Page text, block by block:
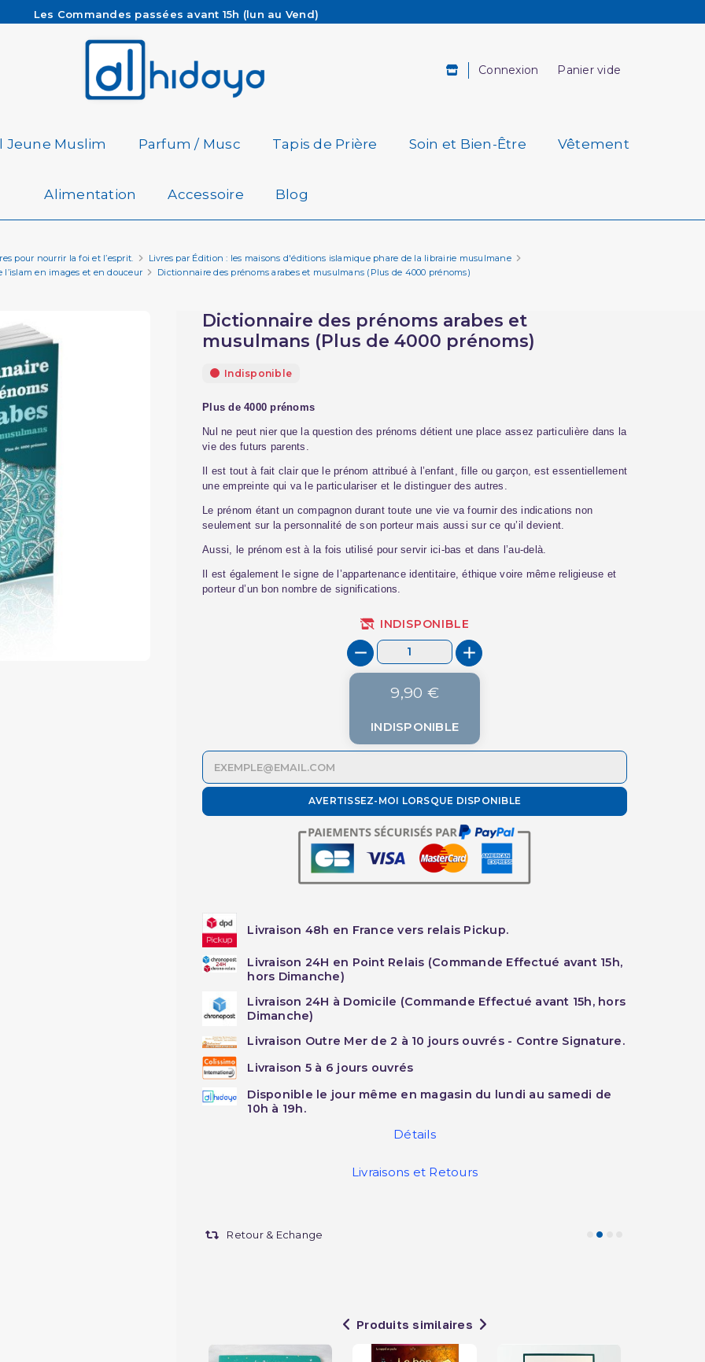
Les Commandes passées avant 15h (lun au Vend)
Besoin d'aide ? Retrouvez notre FAQ
Livraison offerte à partir de 65€ d'achat*
Connexion Panier vide
Jeune Muslim Parfum / Musc Tapis de Prière Soin et Bien-Être Vêtement
Alimentation Accessoire Blog
pour nourrir la foi et l’esprit.
Livres par Édition : les maisons d'éditions islamique phare de la librairie musulmane
en images et en douceur
Dictionnaire des prénoms arabes et musulmans (Plus de 4000 prénoms)
Dictionnaire des prénoms arabes et
musulmans (Plus de 4000 prénoms)
Indisponible
Plus de 4000 prénoms
Nul ne peut nier que la question des prénoms détient une place assez particulière dans la
vie des futurs parents.
Il est tout à fait clair que le prénom attribué à l’enfant, fille ou garçon, est essentiellement
une empreinte qui va le particulariser et le distinguer des autres.
Le prénom étant un compagnon durant toute une vie va fournir des indications non
seulement sur la personnalité de son porteur mais aussi sur ce qu’il devient.
Aussi, le prénom est à la fois utilisé pour servir ici-bas et dans l’au-delà.
Il est également le signe de l’appartenance identitaire, éthique voire même religieuse et
porteur d’un bon nombre de significations.
INDISPONIBLE
9,90 €
INDISPONIBLE
AVERTISSEZ-MOI LORSQUE DISPONIBLE
Livraison 48h en France vers relais Pickup.
Livraison 24H en Point Relais (Commande Effectué avant 15h,
hors Dimanche)
Livraison 24H à Domicile (Commande Effectué avant 15h, hors
Dimanche)
Livraison Outre Mer de 2 à 10 jours ouvrés - Contre Signature.
Livraison 5 à 6 jours ouvrés
Disponible le jour même en magasin du lundi au samedi de
10h à 19h.
Détails
Livraisons et Retours
Retour & Echange
Produits similaires